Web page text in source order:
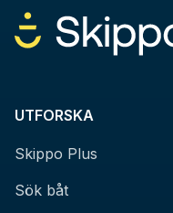
UTFORSKA
Skippo Plus
Sök båt